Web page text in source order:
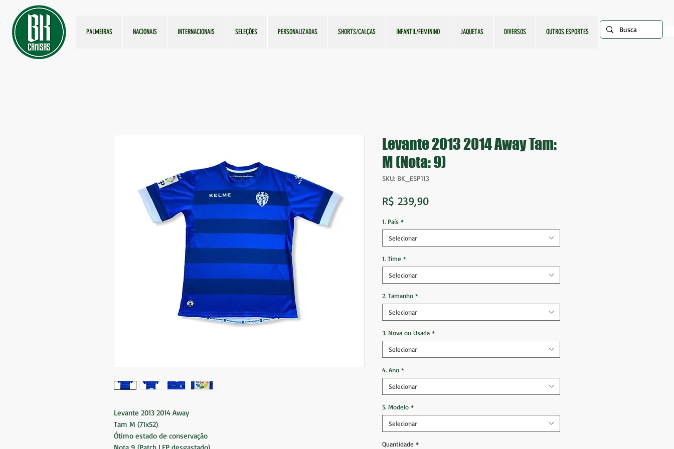
PALMEIRAS NACIONAIS INTERNACIONAIS SELEÇÕES PERSONALIZADAS SHORTS/CALÇAS INFANTIL/FEMININO JAQUETAS DIVERSOS OUTROS ESPORTES
Levante 2013 2014 Away
Tam M (71x52)
Ótimo estado de conservação
Nota 9 (Patch LFP desgastado)
Levante 2013 2014 Away Tam:
M (Nota: 9)
SKU: BK_ESP113
R$ 239,90Preço
1. País *
Selecionar
1. Time *
Selecionar
2. Tamanho *
Selecionar
3. Nova ou Usada *
Selecionar
4. Ano *
Selecionar
5. Modelo *
Selecionar
Quantidade *